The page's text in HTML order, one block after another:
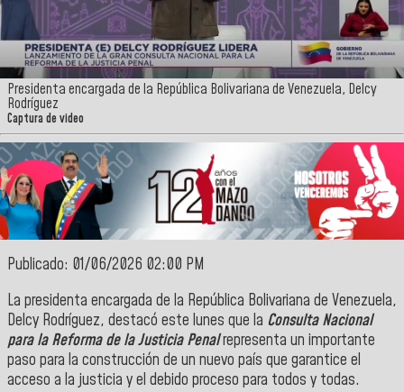
Presidenta encargada de la República Bolivariana de Venezuela, Delcy
Rodríguez
Captura de video
Publicado: 01/06/2026 02:00 PM
La presidenta encargada de la República Bolivariana de Venezuela,
Delcy Rodríguez, destacó este lunes que la Consulta Nacional
para la Reforma de la Justicia Penalrepresenta un importante
paso para la construcción de un nuevo país que garantice el
acceso a la justicia y el debido proceso para todos y todas.